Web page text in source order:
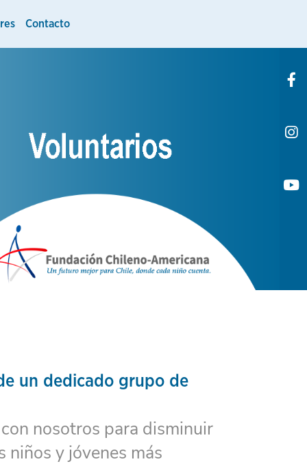
Contacto
un dedicado grupo de
nosotros para disminuir
niños y jóvenes más